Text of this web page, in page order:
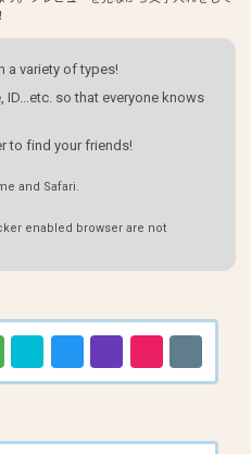
a variety of types!
so that everyone knows
to find your friends!
and Safari.
enabled browser are not